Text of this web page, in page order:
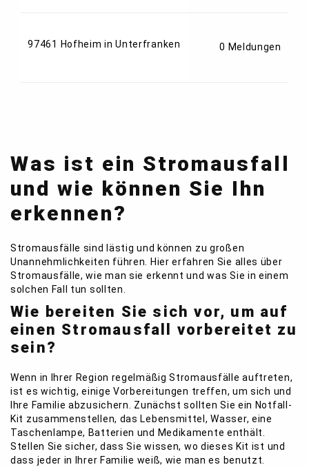
97461 Hofheim in Unterfranken 0 Meldungen
Was ist ein Stromausfall
und wie können Sie Ihn
erkennen?
Stromausfälle sind lästig und können zu großen
Unannehmlichkeiten führen. Hier erfahren Sie alles über
Stromausfälle, wie man sie erkennt und was Sie in einem
solchen Fall tun sollten.
Wie bereiten Sie sich vor, um auf
einen Stromausfall vorbereitet zu
sein?
Wenn in Ihrer Region regelmäßig Stromausfälle auftreten,
ist es wichtig, einige Vorbereitungen treffen, um sich und
Ihre Familie abzusichern. Zunächst sollten Sie ein Notfall-
Kit zusammenstellen, das Lebensmittel, Wasser, eine
Taschenlampe, Batterien und Medikamente enthält.
Stellen Sie sicher, dass Sie wissen, wo dieses Kit ist und
dass jeder in Ihrer Familie weiß, wie man es benutzt.